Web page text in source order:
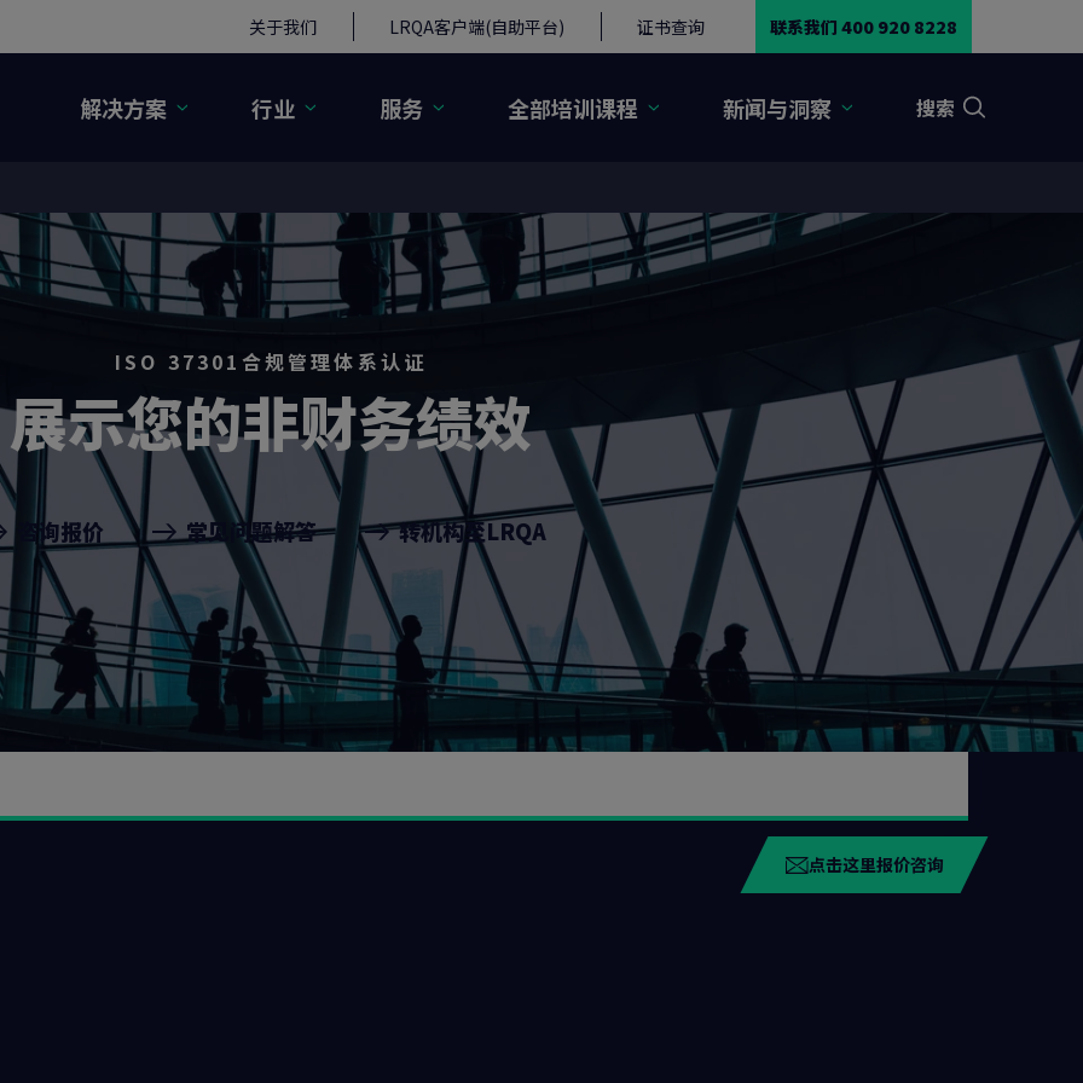
关于我们 LRQA客户端(自助平台) 证书查询 联系我们 400 920 8228
解决方案 行业 服务 全部培训课程 新闻与洞察 搜索
展示您的非财务绩效
ISO 37301合规管理体系认证
咨询报价 常见问题解答 转机构至LRQA
点击这里报价咨询